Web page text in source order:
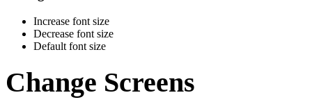
Increase font size
Decrease font size
Default font size
Change Screens